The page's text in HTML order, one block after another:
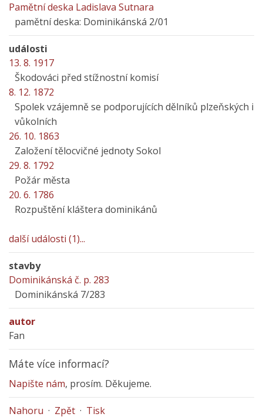
Pamětní deska Ladislava Sutnara
pamětní deska: Dominikánská 2/01
události
13. 8. 1917
Škodováci před stížnostní komisí
8. 12. 1872
Spolek vzájemně se podporujících dělníků plzeňských i
vůkolních
26. 10. 1863
Založení tělocvičné jednoty Sokol
29. 8. 1792
Požár města
20. 6. 1786
Rozpuštění kláštera dominikánů
další události (1)...
stavby
Dominikánská č. p. 283
Dominikánská 7/283
autor
Fan
Máte více informací?
Napište nám, prosím. Děkujeme.
Nahoru · Zpět · Tisk